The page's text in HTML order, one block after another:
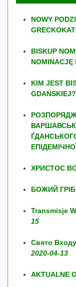
NOWY
BISKUP
NOMINACJĘ
KIM JEST
ХРИСТОС
БОЖИЙ ГРІБ
Transmisje
15
Свято
2020-04-13
AKTUALNE